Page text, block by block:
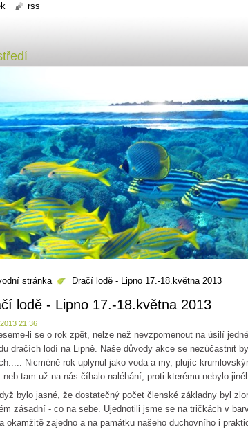
stránka Dračí lodě - Lipno 17.-18.května 2013
lodě - Lipno 17.-18.května 2013
21:36
li se o rok zpět, nelze než nevzpomenout na úsilí
dračích lodí na Lipně. Naše důvody akce se nezúčastnit
Nicméně rok uplynul jako voda a my, plujíc
neb tam už na nás číhalo naléhání, proti kterému nebylo
bylo jasné, že dostatečný počet členské základny byl
zásadní - co na sebe. Ujednotili jsme se na tričkách v
okamžitě zajedno a na památku našeho duchovního i
rss